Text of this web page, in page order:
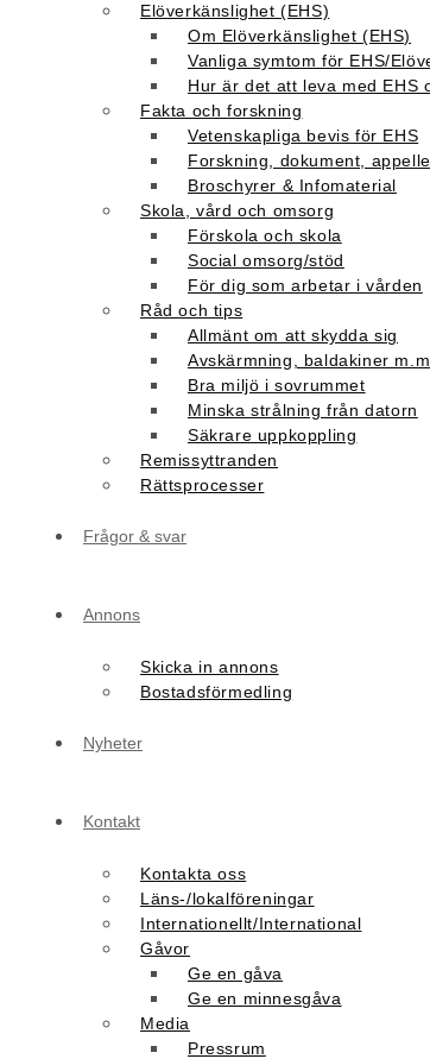
Elöverkänslighet (EHS)
Om Elöverkänslighet (EHS)
Vanliga symtom för EHS/
Hur är det att leva med EHS
Fakta och forskning
Vetenskapliga bevis för EHS
Forskning, dokument,
Broschyrer & Infomaterial
Skola, vård och omsorg
Förskola och skola
Social omsorg/stöd
För dig som arbetar i vården
Råd och tips
Allmänt om att skydda sig
Avskärmning, baldakiner m.m.
Bra miljö i sovrummet
Minska strålning från datorn
Säkrare uppkoppling
Remissyttranden
Rättsprocesser
Frågor & svar
Annons
Skicka in annons
Bostadsförmedling
Nyheter
Kontakt
Kontakta oss
Läns-/lokalföreningar
Internationellt/International
Gåvor
Ge en gåva
Ge en minnesgåva
Media
Pressrum